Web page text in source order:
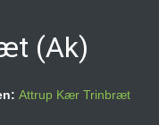
(Ak)
Attrup Kær Trinbræt